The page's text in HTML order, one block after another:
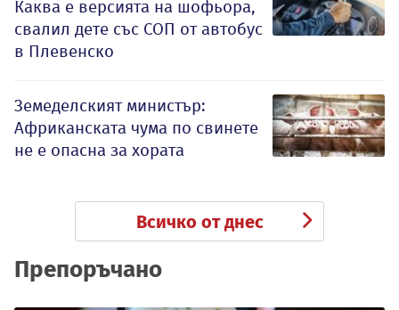
Каква е версията на шофьора,
свалил дете със СОП от автобус
в Плевенско
Земеделският министър:
Африканската чума по свинете
не е опасна за хората
Всичко от днес
Препоръчано